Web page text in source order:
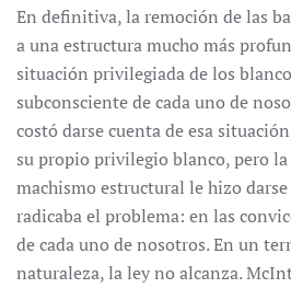
En definitiva, la remoción de las
a una estructura mucho más
situación privilegiada de los
subconsciente de cada uno de
costó darse cuenta de esa
su propio privilegio blanco, pero
machismo estructural le hizo
radicaba el problema: en las
de cada uno de nosotros. En un
naturaleza, la ley no alcanza.